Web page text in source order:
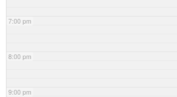
7:00 pm
8:00 pm
9:00 pm